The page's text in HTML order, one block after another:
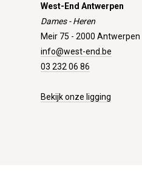
West-End Antwerpen
Dames - Heren
Meir 75 - 2000 Antwerpen
info@west-end.be
03 232 06 86
Bekijk onze ligging